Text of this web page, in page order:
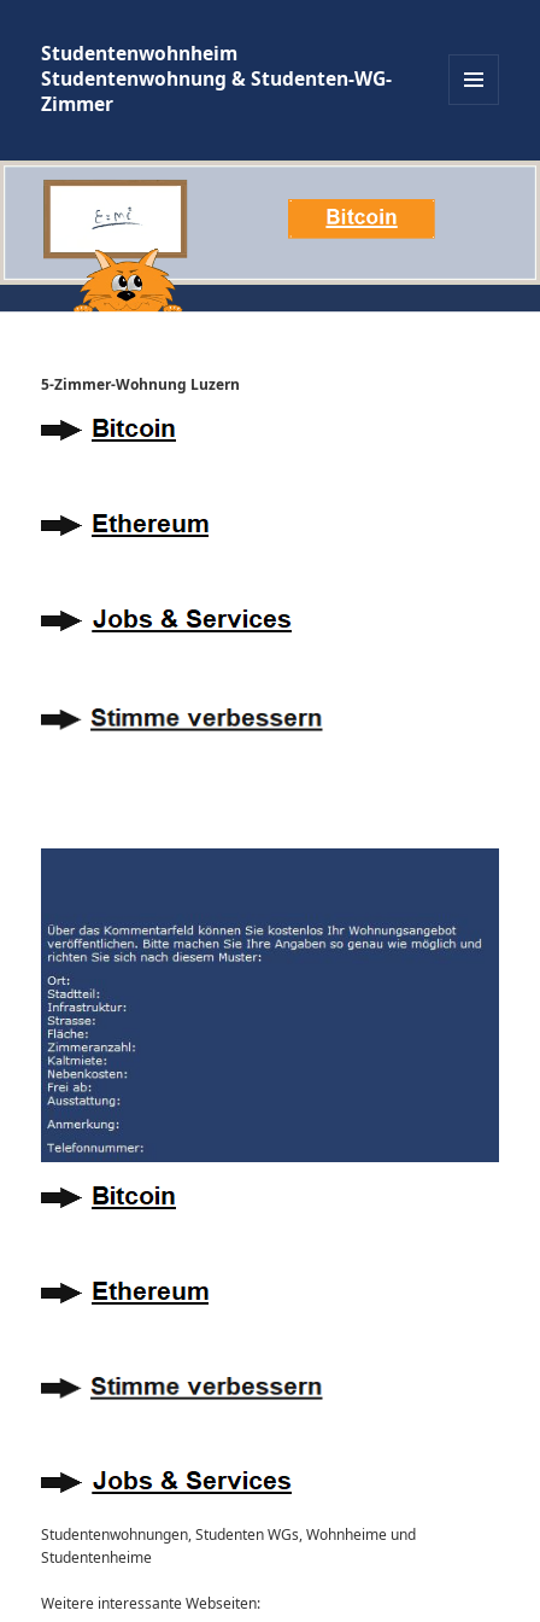
Studentenwohnheim
Studentenwohnung & Studenten-WG-
Zimmer
5-Zimmer-Wohnung Luzern
Studentenwohnungen, Studenten WGs, Wohnheime und
Studentenheime
Weitere interessante Webseiten: